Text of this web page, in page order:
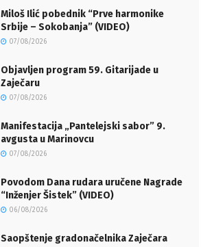
Miloš Ilić pobednik “Prve harmonike
Srbije – Sokobanja” (VIDEO)
07/08/2026
Objavljen program 59. Gitarijade u
Zaječaru
07/08/2026
Manifestacija „Pantelejski sabor” 9.
avgusta u Marinovcu
07/08/2026
Povodom Dana rudara uručene Nagrade
“Inženjer Šistek” (VIDEO)
06/08/2026
Saopštenje gradonačelnika Zaječara